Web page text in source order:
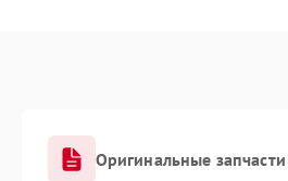
Оригинальные